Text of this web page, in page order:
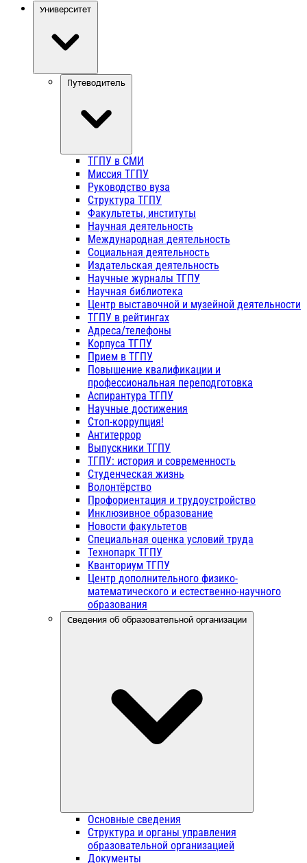
Университет
Путеводитель
ТГПУ в СМИ
Миссия ТГПУ
Руководство вуза
Структура ТГПУ
Факультеты, институты
Научная деятельность
Международная деятельность
Социальная деятельность
Издательская деятельность
Научные журналы ТГПУ
Научная библиотека
Центр выставочной и музейной деятельности
ТГПУ в рейтингах
Адреса/телефоны
Корпуса ТГПУ
Прием в ТГПУ
Повышение квалификации и
профессиональная переподготовка
Аспирантура ТГПУ
Научные достижения
Стоп-коррупция!
Антитеррор
Выпускники ТГПУ
ТГПУ: история и современность
Студенческая жизнь
Волонтёрство
Профориентация и трудоустройство
Инклюзивное образование
Новости факультетов
Специальная оценка условий труда
Технопарк ТГПУ
Кванториум ТГПУ
Центр дополнительного физико-
математического и естественно-научного
образования
Сведения об образовательной организации
Основные сведения
Структура и органы управления
образовательной организацией
Документы